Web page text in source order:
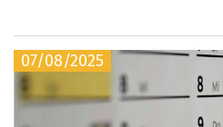
07/08/2025